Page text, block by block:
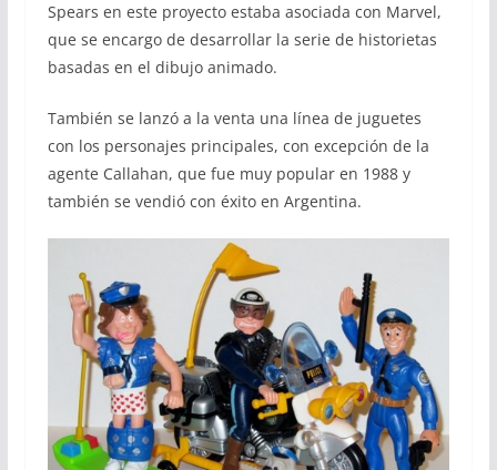
Spears en este proyecto estaba asociada con Marvel,
que se encargo de desarrollar la serie de historietas
basadas en el dibujo animado.
También se lanzó a la venta una línea de juguetes
con los personajes principales, con excepción de la
agente Callahan, que fue muy popular en 1988 y
también se vendió con éxito en Argentina.